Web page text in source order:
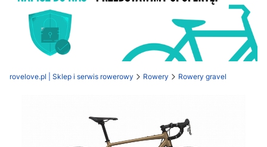
rovelove.pl | Sklep i serwis rowerowy Rowery Rowery gravel